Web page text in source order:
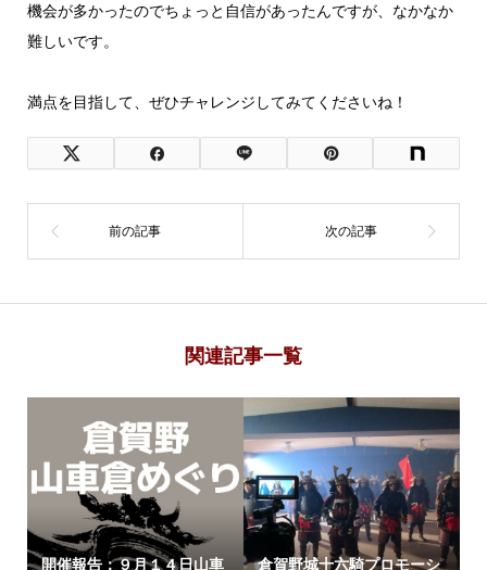
機会が多かったのでちょっと自信があったんですが、なかなか
難しいです。
満点を目指して、ぜひチャレンジしてみてくださいね！
関連記事一覧
開催報告：９月１４日山車
倉賀野城十六騎プロモーシ